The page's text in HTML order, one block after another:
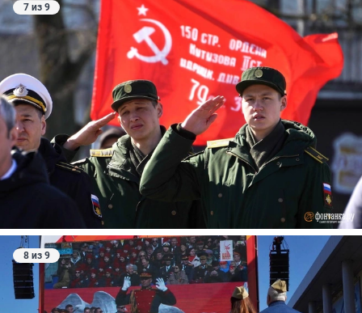
7 из 9
8 из 9